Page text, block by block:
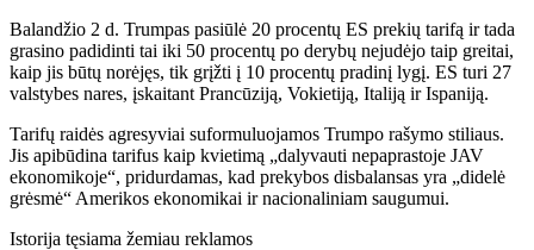
Balandžio 2 d. Trumpas pasiūlė 20 procentų ES prekių tarifą ir tada
grasino padidinti tai iki 50 procentų po derybų nejudėjo taip greitai,
kaip jis būtų norėjęs, tik grįžti į 10 procentų pradinį lygį. ES turi 27
valstybes nares, įskaitant Prancūziją, Vokietiją, Italiją ir Ispaniją.
Tarifų raidės agresyviai suformuluojamos Trumpo rašymo stiliaus.
Jis apibūdina tarifus kaip kvietimą „dalyvauti nepaprastoje JAV
ekonomikoje“, pridurdamas, kad prekybos disbalansas yra „didelė
grėsmė“ Amerikos ekonomikai ir nacionaliniam saugumui.
Istorija tęsiama žemiau reklamos